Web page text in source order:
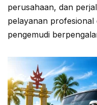
perusahaan, dan
pelayanan profesional
pengemudi